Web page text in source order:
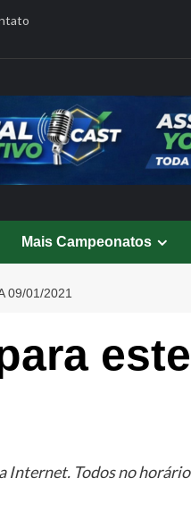
Mais Campeonatos
09/01/2021
este
Internet. Todos no horário